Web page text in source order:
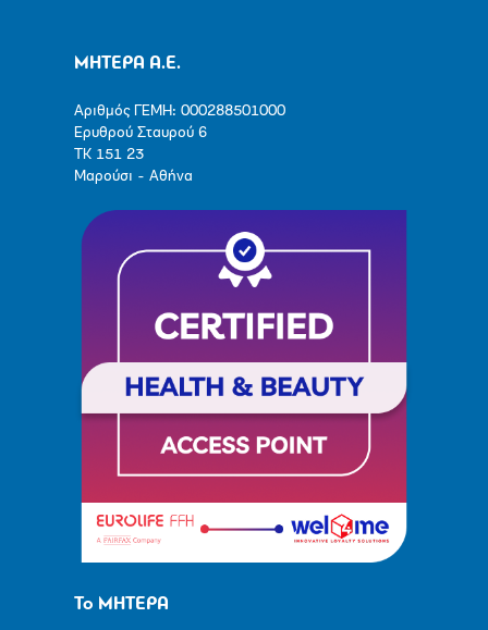
ΜΗΤΕΡΑ Α.Ε.
Αριθμός ΓΕΜΗ: 000288501000
Ερυθρού Σταυρού 6
ΤΚ 151 23
Μαρούσι - Αθήνα
Το ΜΗΤΕΡΑ